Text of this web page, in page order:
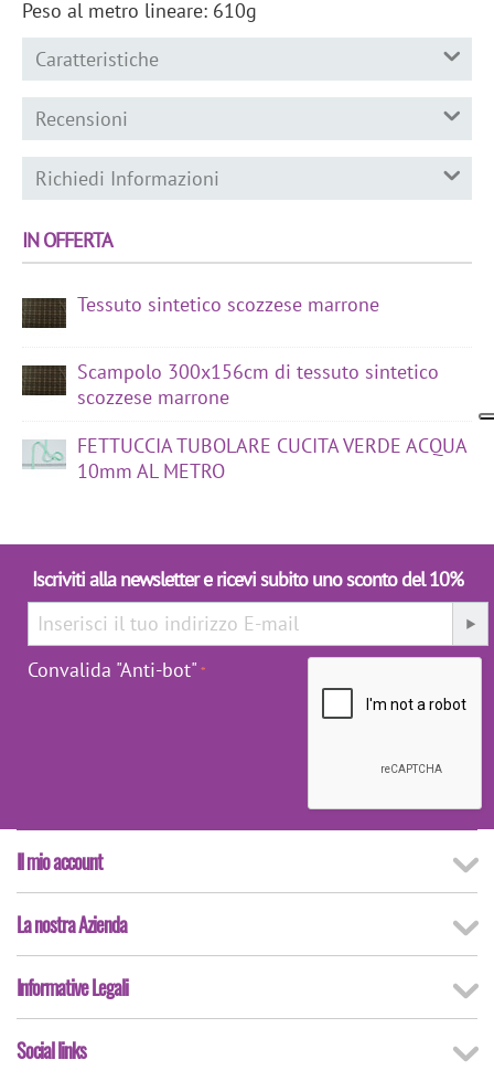
Peso al metro lineare: 610g
Caratteristiche
Recensioni
Richiedi Informazioni
IN OFFERTA
Tessuto sintetico scozzese marrone
Scampolo 300x156cm di tessuto sintetico
scozzese marrone
FETTUCCIA TUBOLARE CUCITA VERDE ACQUA
10mm AL METRO
Iscriviti alla newsletter e ricevi subito uno sconto del 10%
Convalida "Anti-bot"
Il mio account
La nostra Azienda
Informative Legali
Social links